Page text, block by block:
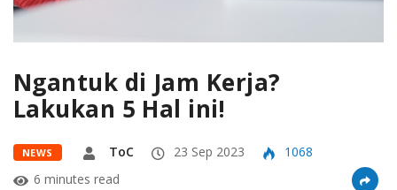
Ngantuk di Jam Kerja?
Lakukan 5 Hal ini!
NEWS ToC 23 Sep 2023
1068
6 minutes read